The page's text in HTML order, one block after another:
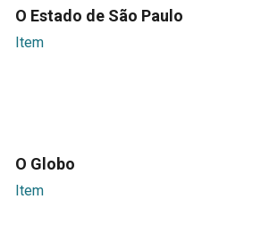
O Estado de São Paulo
Item
O Globo
Item